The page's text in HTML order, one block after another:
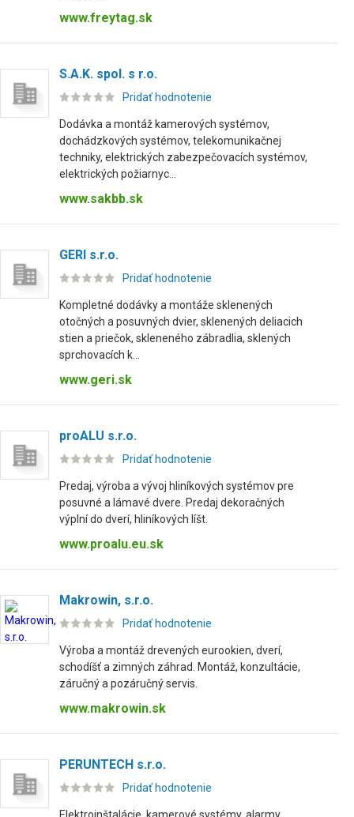
www.freytag.sk
S.A.K. spol. s r.o.
Pridať hodnotenie
Dodávka a montáž kamerových systémov,
dochádzkových systémov, telekomunikačnej
techniky, elektrických zabezpečovacích systémov,
elektrických požiarnyc...
www.sakbb.sk
GERI s.r.o.
Pridať hodnotenie
Kompletné dodávky a montáže sklenených
otočných a posuvných dvier, sklenených deliacich
stien a priečok, skleneného zábradlia, sklených
sprchovacích k...
www.geri.sk
proALU s.r.o.
Pridať hodnotenie
Predaj, výroba a vývoj hliníkových systémov pre
posuvné a lámavé dvere. Predaj dekoračných
výplní do dverí, hliníkových líšt.
www.proalu.eu.sk
Makrowin, s.r.o.
Pridať hodnotenie
Výroba a montáž drevených eurookien, dverí,
schodíšť a zimných záhrad. Montáž, konzultácie,
záručný a pozáručný servis.
www.makrowin.sk
PERUNTECH s.r.o.
Pridať hodnotenie